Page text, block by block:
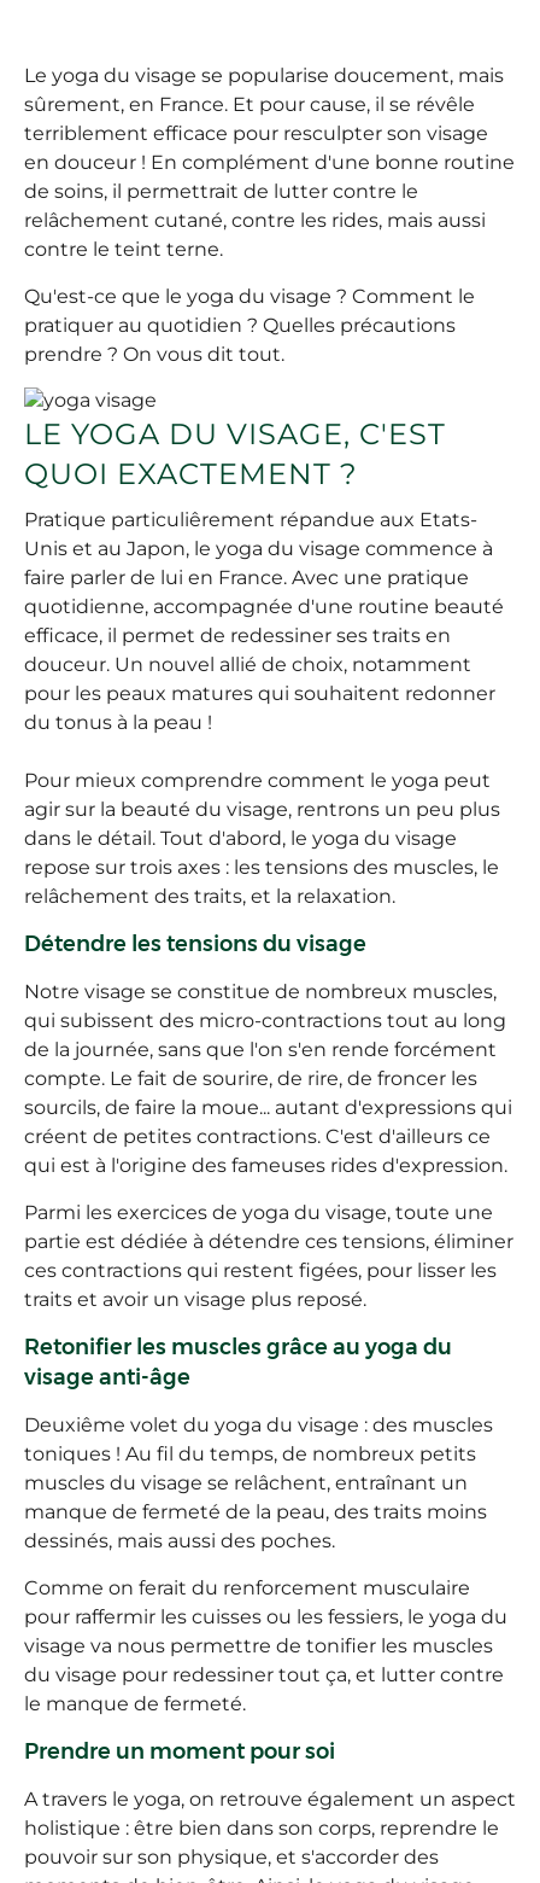
Le yoga du visage se popularise doucement, mais
sûrement, en France. Et pour cause, il se révêle
terriblement efficace pour resculpter son visage
en douceur ! En complément d'une bonne routine
de soins, il permettrait de lutter contre le
relâchement cutané, contre les rides, mais aussi
contre le teint terne.
Qu'est-ce que le yoga du visage ? Comment le
pratiquer au quotidien ? Quelles précautions
prendre ? On vous dit tout.
LE YOGA DU VISAGE, C'EST
QUOI EXACTEMENT ?
Pratique particuliêrement répandue aux Etats-
Unis et au Japon, le yoga du visage commence à
faire parler de lui en France. Avec une pratique
quotidienne, accompagnée d'une routine beauté
efficace, il permet de redessiner ses traits en
douceur. Un nouvel allié de choix, notamment
pour les peaux matures qui souhaitent redonner
du tonus à la peau !
Pour mieux comprendre comment le yoga peut
agir sur la beauté du visage, rentrons un peu plus
dans le détail. Tout d'abord, le yoga du visage
repose sur trois axes : les tensions des muscles, le
relâchement des traits, et la relaxation.
Détendre les tensions du visage
Notre visage se constitue de nombreux muscles,
qui subissent des micro-contractions tout au long
de la journée, sans que l'on s'en rende forcément
compte. Le fait de sourire, de rire, de froncer les
sourcils, de faire la moue... autant d'expressions qui
créent de petites contractions. C'est d'ailleurs ce
qui est à l'origine des fameuses rides d'expression.
Parmi les exercices de yoga du visage, toute une
partie est dédiée à détendre ces tensions, éliminer
ces contractions qui restent figées, pour lisser les
traits et avoir un visage plus reposé.
Retonifier les muscles grâce au yoga du
visage anti-âge
Deuxiême volet du yoga du visage : des muscles
toniques ! Au fil du temps, de nombreux petits
muscles du visage se relâchent, entraînant un
manque de fermeté de la peau, des traits moins
dessinés, mais aussi des poches.
Comme on ferait du renforcement musculaire
pour raffermir les cuisses ou les fessiers, le yoga du
visage va nous permettre de tonifier les muscles
du visage pour redessiner tout ça, et lutter contre
le manque de fermeté.
Prendre un moment pour soi
A travers le yoga, on retrouve également un aspect
holistique : être bien dans son corps, reprendre le
pouvoir sur son physique, et s'accorder des